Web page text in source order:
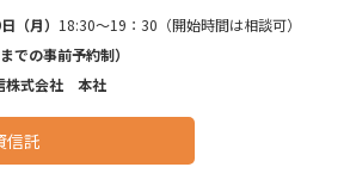
（月） 18:30～19：30（開始時間は相談可）
での事前予約制）
株式会社 本社
信託